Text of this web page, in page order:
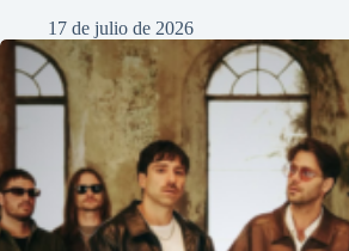
17 de julio de 2026